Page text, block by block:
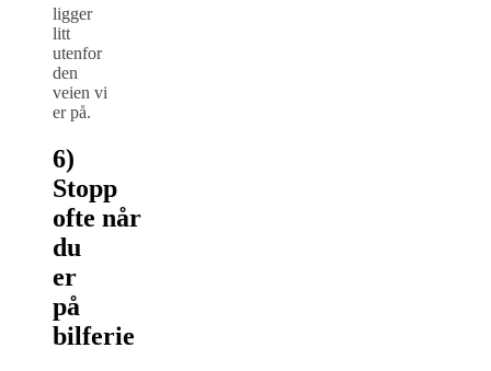
ligger
litt
utenfor
den
veien vi
er på.
6)
Stopp
ofte når
du
er
på
bilferie